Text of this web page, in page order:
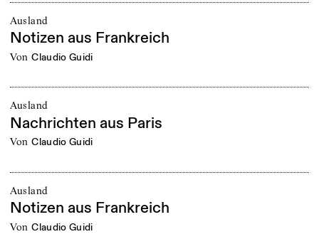
Ausland
Notizen aus Frankreich
von Claudio Guidi
Ausland
Nachrichten aus Paris
von Claudio Guidi
Ausland
Notizen aus Frankreich
von Claudio Guidi